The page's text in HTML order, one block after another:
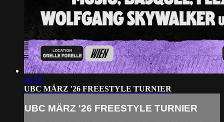
40:56
UBC MÄRZ '26 FREESTYLE TURNIER
UBC MÄRZ '26 FREESTYLE TURNIER